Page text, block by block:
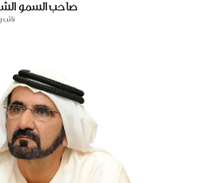
صاحب السمو